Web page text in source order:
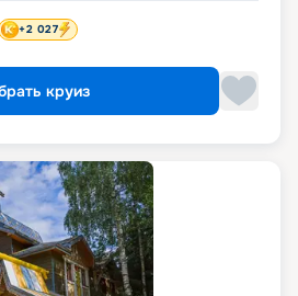
+2 027
круиз